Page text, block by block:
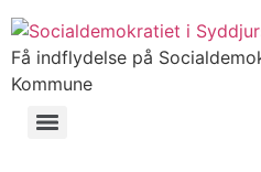
Få indflydelse på
Kommune